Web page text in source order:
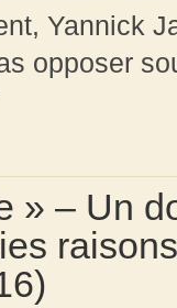
Yannick
opposer
» – Un